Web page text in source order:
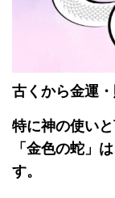
古くから金運
特に神の使い
「金色の蛇」
す。